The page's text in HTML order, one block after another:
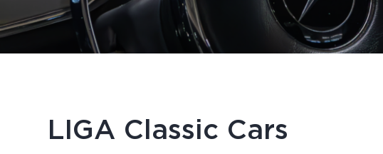
LIGA Classic Cars